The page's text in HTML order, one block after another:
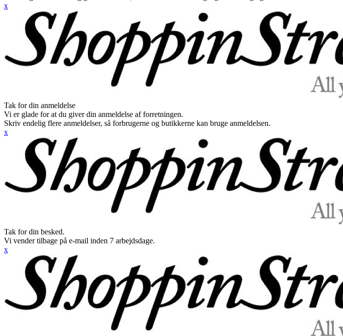
x
Tak for din anmeldelse
Vi er glade for at du giver din anmeldelse af forretningen.
Skriv endelig flere anmeldelser, så forbrugerne og butikkerne kan bruge anmeldelsen.
x
Tak for din besked.
Vi vender tilbage på e-mail inden 7 arbejdsdage.
x